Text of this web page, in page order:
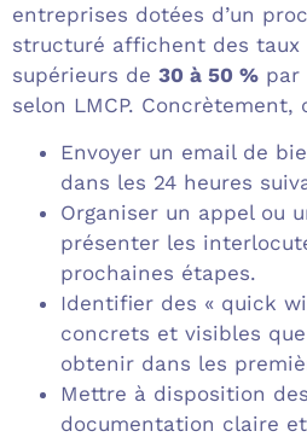
entreprises dotées d’un
structuré affichent des taux
supérieurs de 30 à 50 % par
selon LMCP. Concrètement,
Envoyer un email de
dans les 24 heures
Organiser un appel ou
présenter les
prochaines étapes.
Identifier des « quick
concrets et visibles
obtenir dans les
Mettre à disposition
documentation claire